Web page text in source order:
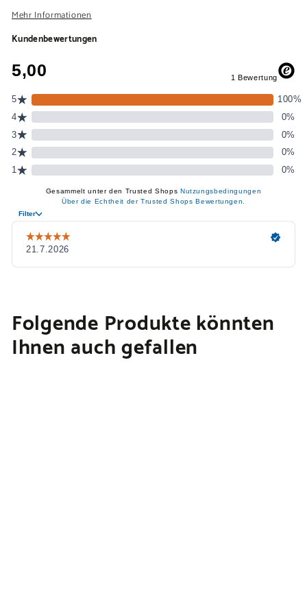
Mehr Informationen
Kundenbewertungen
Folgende Produkte könnten
Ihnen auch gefallen